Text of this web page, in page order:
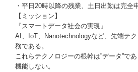
・平日20時以降の残業、土日出勤は完全
【ミッション】
『スマートデータ社会の実現』
AI、IoT、Nanotechnologyなど、先端テ
務である。
これらテクノロジーの根幹は”データ”で
機能しない。